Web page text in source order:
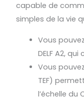
capable de
simples de la vie
Vous
DELF A2,
Vous
TEF)
l’échelle du